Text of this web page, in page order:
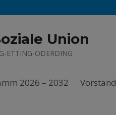
Union
ETTING-ODERDING
2026 – 2032 Vorstand